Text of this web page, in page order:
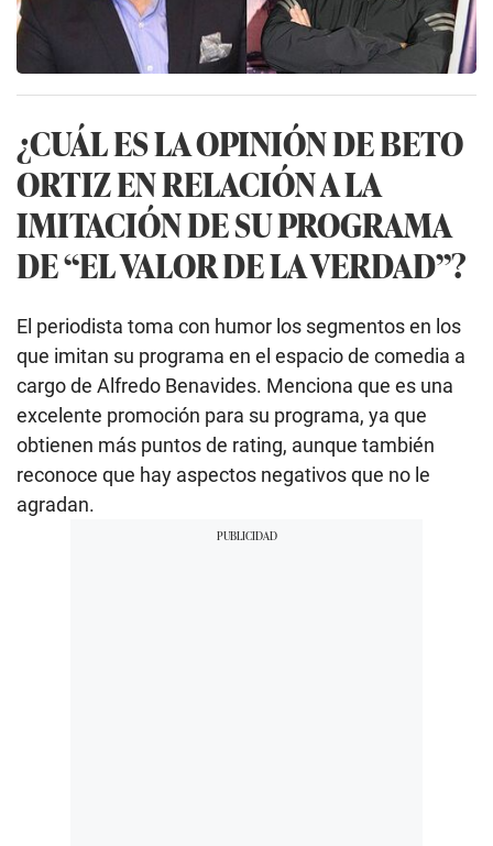
¿CUÁL ES LA OPINIÓN DE BETO
ORTIZ EN RELACIÓN A LA
IMITACIÓN DE SU PROGRAMA
DE “EL VALOR DE LA VERDAD”?
El periodista toma con humor los segmentos en los
que imitan su programa en el espacio de comedia a
cargo de Alfredo Benavides. Menciona que es una
excelente promoción para su programa, ya que
obtienen más puntos de rating, aunque también
reconoce que hay aspectos negativos que no le
agradan.